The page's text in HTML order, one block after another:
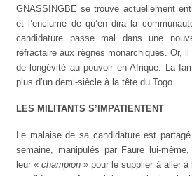
GNASSINGBE se trouve actuellement
et l’enclume de qu’en dira la
candidature passe mal dans une
réfractaire aux règnes monarchiques. Or,
de longévité au pouvoir en Afrique. La
plus d’un demi-siècle à la tête du Togo.
LES MILITANTS S’IMPATIENTENT
Le malaise de sa candidature est
semaine, manipulés par Faure lui-
leur «champion » pour le supplier à aller à